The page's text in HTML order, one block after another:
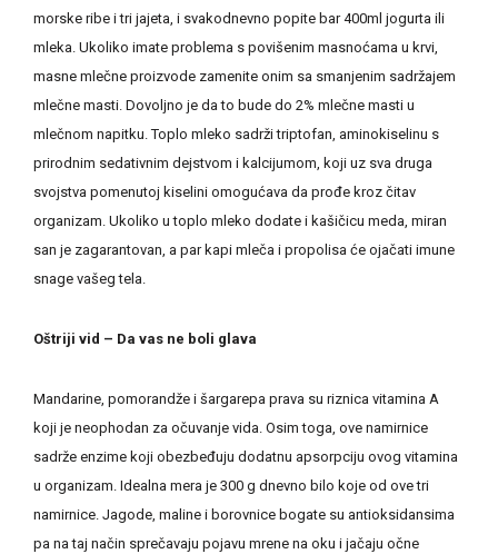
morske ribe i tri jajeta, i svakodnevno popite bar 400ml jogurta ili
mleka. Ukoliko imate problema s povišenim masnoćama u krvi,
masne mlečne proizvode zamenite onim sa smanjenim sadržajem
mlečne masti. Dovoljno je da to bude do 2% mlečne masti u
mlečnom napitku. Toplo mleko sadrži triptofan, aminokiselinu s
prirodnim sedativnim dejstvom i kalcijumom, koji uz sva druga
svojstva pomenutoj kiselini omogućava da prođe kroz čitav
organizam. Ukoliko u toplo mleko dodate i kašičicu meda, miran
san je zagarantovan, a par kapi mleča i propolisa će ojačati imune
snage vašeg tela.
Oštriji vid – Da vas ne boli glava
Mandarine, pomorandže i šargarepa prava su riznica vitamina A
koji je neophodan za očuvanje vida. Osim toga, ove namirnice
sadrže enzime koji obezbeđuju dodatnu apsorpciju ovog vitamina
u organizam. Idealna mera je 300 g dnevno bilo koje od ove tri
namirnice. Jagode, maline i borovnice bogate su antioksidansima
pa na taj način sprečavaju pojavu mrene na oku i jačaju očne